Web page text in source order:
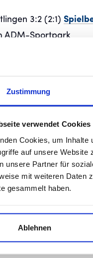
Zustimmung
verwendet Cookies
Cookies, um Inhalte
auf unsere
unsere Partner für
mit weiteren Daten
gesammelt haben.
Ablehnen
3:2 (2:1)
ADM-Sportpark
0:10 (0:5)
auf dem
Spielbericht
auf dem
II 4:0 (2:0)
ADM-Sportpark